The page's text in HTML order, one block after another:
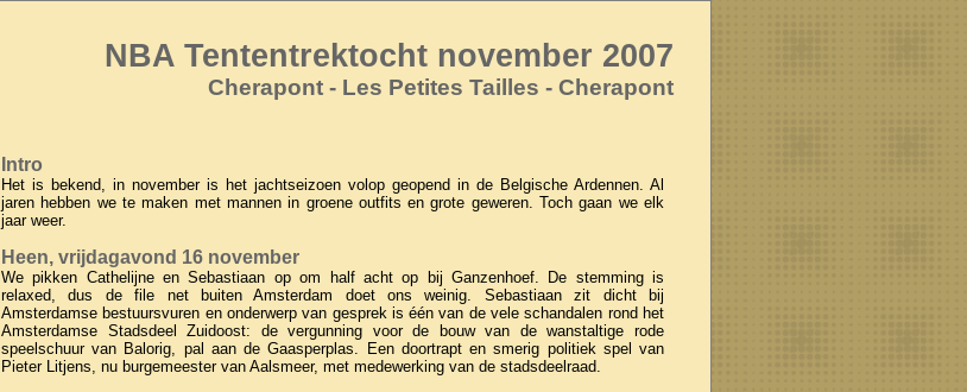
Intro
Het is bekend, in november is het jachtseizoen volop geopend in de Belgische Ardennen. Al
jaren hebben we te maken met mannen in groene outfits en grote geweren. Toch gaan we elk
jaar weer.
Heen, vrijdagavond 16 november
We pikken Cathelijne en Sebastiaan op om half acht op bij Ganzenhoef. De stemming is
relaxed, dus de file net buiten Amsterdam doet ons weinig. Sebastiaan zit dicht bij
Amsterdamse bestuursvuren en onderwerp van gesprek is één van de vele schandalen rond het
Amsterdamse Stadsdeel Zuidoost: de vergunning voor de bouw van de wanstaltige rode
speelschuur van Balorig, pal aan de Gaasperplas. Een doortrapt en smerig politiek spel van
Pieter Litjens, nu burgemeester van Aalsmeer, met medewerking van de stadsdeelraad.
NBA Tententrektocht november 2007
Cherapont - Les Petites Tailles - Cherapont